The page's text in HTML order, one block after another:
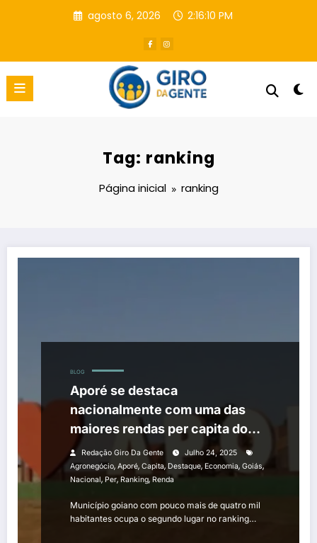
agosto 6, 2026 2:16:11 PM
Tag: ranking
Página inicial ranking
BLOG
Aporé se destaca
nacionalmente com uma das
maiores rendas per capita do
Brasil
Redação Giro Da Gente
Julho 24, 2025
Agronegócio, Aporé, Capita, Destaque, Economia, Goiás,
Nacional, Per, Ranking, Renda
Município goiano com pouco mais de quatro mil
habitantes ocupa o segundo lugar no ranking…